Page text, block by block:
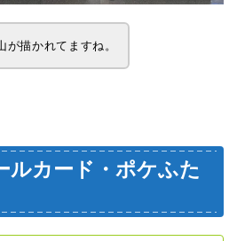
が描かれてますね。
ルカード・ポケふた